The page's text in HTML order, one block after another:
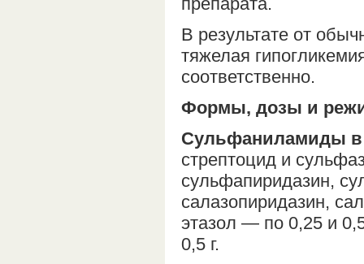
В результате от
тяжелая
соответственно.
Формы, дозы и
Сульфаниламиды в
стрептоцид и
сульфапиридазин,
салазопиридазин,
этазол — по 0,25 и
0,5 г.